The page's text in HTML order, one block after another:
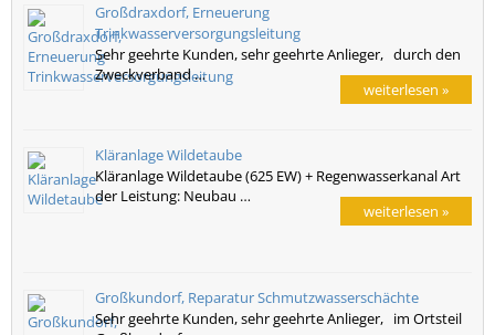
Großdraxdorf, Erneuerung
Trinkwasserversorgungsleitung
Sehr geehrte Kunden, sehr geehrte Anlieger, durch den
Zweckverband …
weiterlesen »
Kläranlage Wildetaube
Kläranlage Wildetaube (625 EW) + Regenwasserkanal Art
der Leistung: Neubau …
weiterlesen »
Großkundorf, Reparatur Schmutzwasserschächte
Sehr geehrte Kunden, sehr geehrte Anlieger, im Ortsteil